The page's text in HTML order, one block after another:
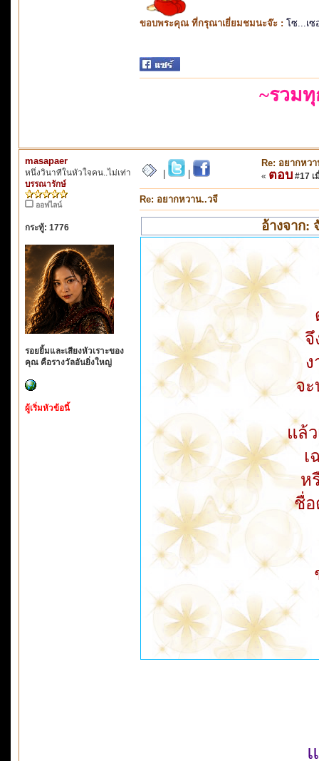
ขอบพระคุณ ที่กรุณาเยี่ยมชมนะจ๊ะ : โซ...เซ
~รวม
masapaer
หนึ่งวินาทีในหัวใจคน..ไม่เท่า
บรรณารักษ์
ออฟไลน์
กระทู้: 1776
รอยยิ้มและเสียงหัวเราะของ
คุณ คือรางวัลอันยิ่งใหญ่
ผู้เริ่มหัวข้อนี้
Re: อยากหว
« ตอบ #17 เ
Re: อยากหวาน..วจี
อ้างจาก:
จึ
จ
แล้
เ
ห
ชื่อ